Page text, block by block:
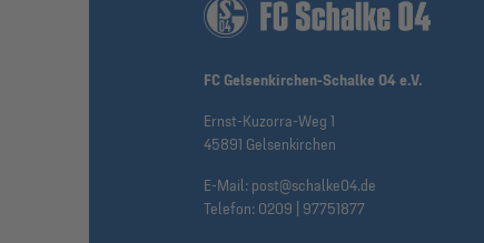
FC Gelsenkirchen-Schalke 04 e.V.
Ernst-Kuzorra-Weg 1
45891 Gelsenkirchen
E-Mail: post@schalke04.de
Telefon: 0209 | 97751877